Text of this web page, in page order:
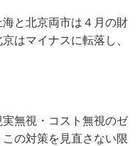
と北京両市は４月の財
はマイナスに転落し、
無視・コスト無視のゼ
の対策を見直さない限